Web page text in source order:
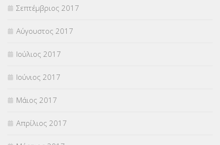
Σεπτέμβριος 2017
Αύγουστος 2017
Ιούλιος 2017
Ιούνιος 2017
Μάιος 2017
Απρίλιος 2017